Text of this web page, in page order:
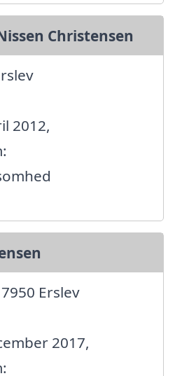
Christensen
2012,
Erslev
2017,